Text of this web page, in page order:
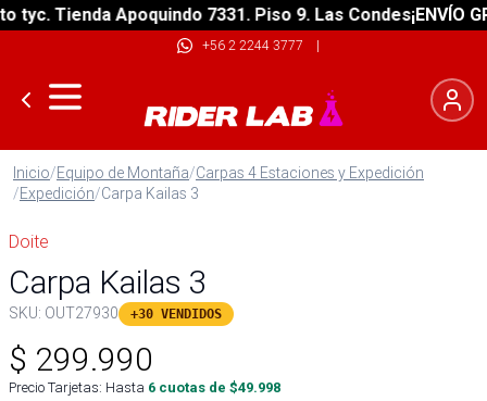
Tienda Apoquindo 7331. Piso 9. Las Condes¡ENVÍO
+56 2 2244 3777 |
Inicio/Equipo de Montaña/Carpas 4 Estaciones y Expedición
/Expedición/Carpa Kailas 3
Doite
Carpa Kailas 3
SKU: OUT27930 +30 VENDIDOS
$ 299.990
Precio Tarjetas: Hasta 6 cuotas de $49.998